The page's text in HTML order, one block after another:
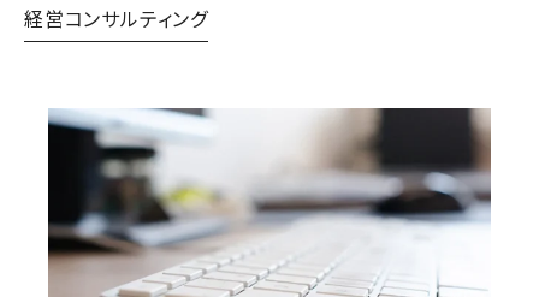
経営コンサルティング